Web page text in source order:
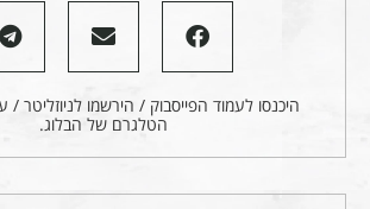
היכנסו לעמוד הפייסבוק / הירשמו לניוזליטר
הטלגרם של הבלוג.